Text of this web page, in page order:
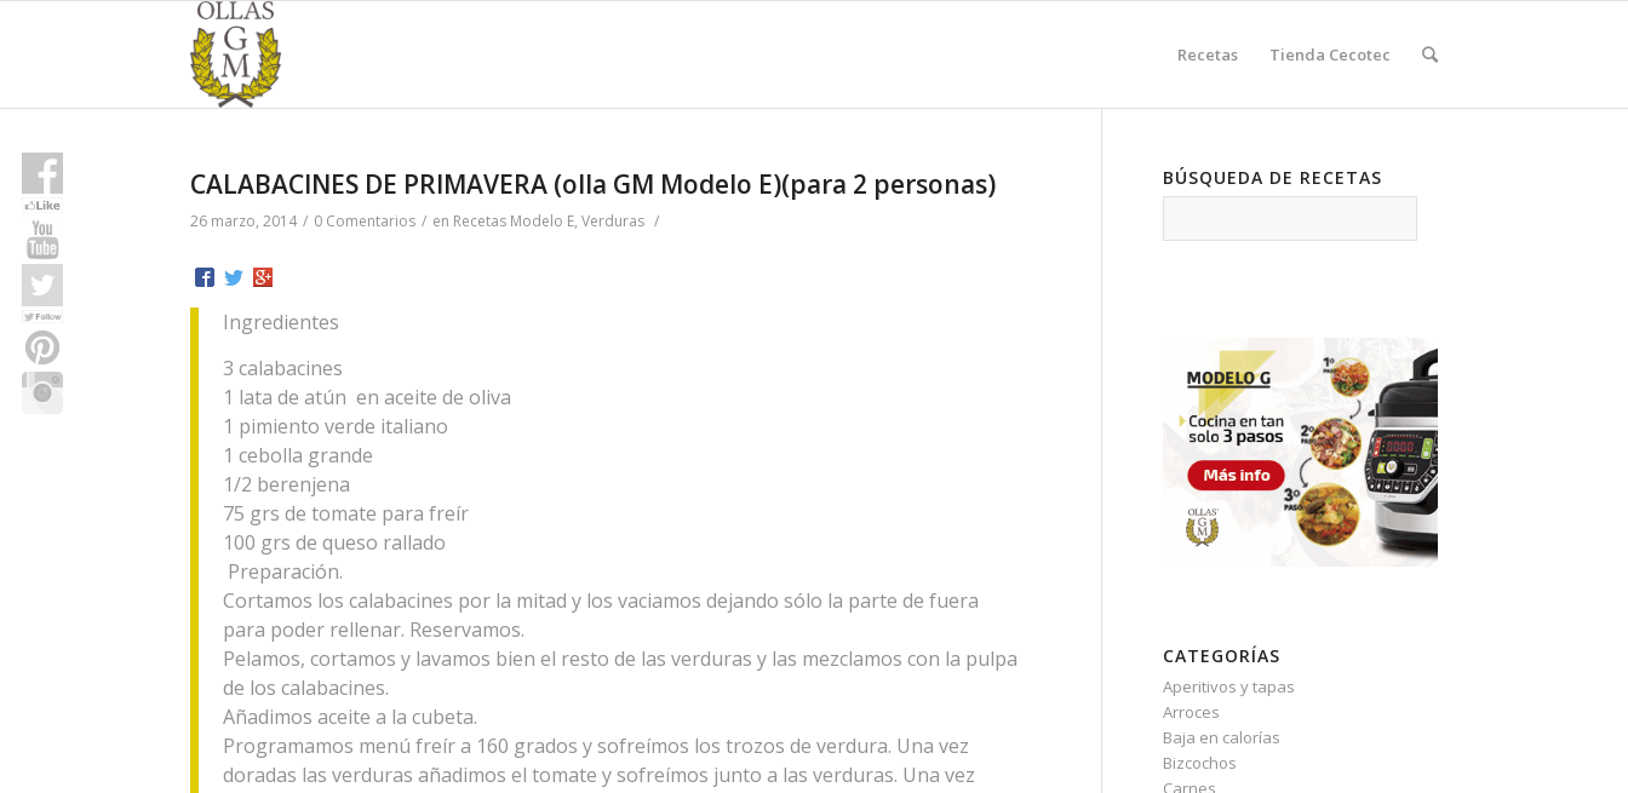
Recetas Tienda Cecotec
CALABACINES DE PRIMAVERA (olla GM Modelo E)(para 2 personas)
26 marzo, 2014 / 0 Comentarios / en Recetas Modelo E, Verduras /
Ingredientes
3 calabacines
1 lata de atún en aceite de oliva
1 pimiento verde italiano
1 cebolla grande
1/2 berenjena
75 grs de tomate para freír
100 grs de queso rallado
Preparación.
Cortamos los calabacines por la mitad y los vaciamos dejando sólo la parte de fuera
para poder rellenar. Reservamos.
Pelamos, cortamos y lavamos bien el resto de las verduras y las mezclamos con la pulpa
de los calabacines.
Añadimos aceite a la cubeta.
Programamos menú freír a 160 grados y sofreímos los trozos de verdura. Una vez
doradas las verduras añadimos el tomate y sofreímos junto a las verduras. Una vez
BÚSQUEDA DE RECETAS
CATEGORÍAS
Aperitivos y tapas
Arroces
Baja en calorías
Bizcochos
Carnes